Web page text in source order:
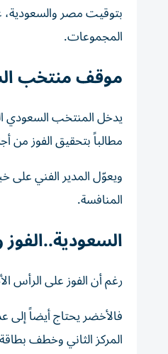
بتوقيت مصر
المجموعات.
موقف منتخب
يدخل المنتخب السعودي
مطالباً بتحقيق الفوز من
ويعوّل المدير الفني على
المنافسة.
رغم أن الفوز على الرأس
فالأخضر يحتاج أيضاً إلى
المركز الثاني وخطف بطاقة